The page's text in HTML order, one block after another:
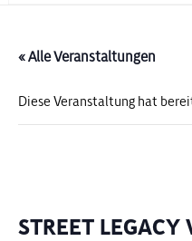
« Alle Veranstaltungen
Diese Veranstaltung hat
STREET